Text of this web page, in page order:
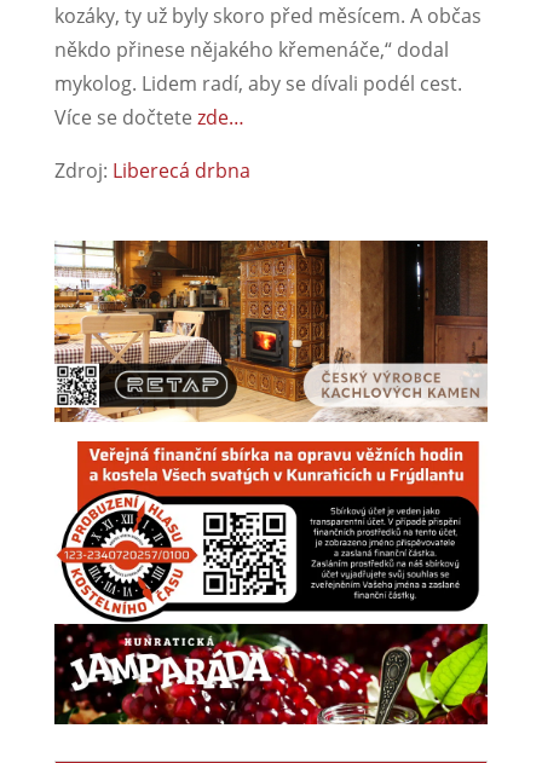
kozáky, ty už byly skoro před měsícem. A občas
někdo přinese nějakého křemenáče,“ dodal
mykolog. Lidem radí, aby se dívali podél cest.
Více se dočtete zde…
Zdroj: Liberecá drbna